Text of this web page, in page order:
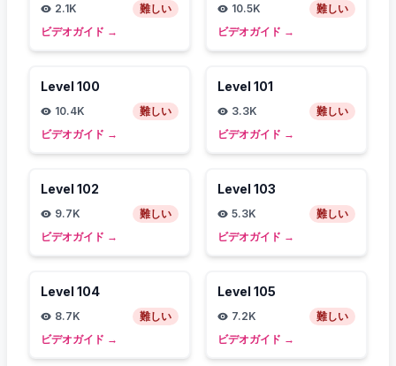
2.1K
難しい
ビデオガイド →
10.5K
難しい
ビデオガイド →
Level 100
10.4K
難しい
ビデオガイド →
Level 101
3.3K
難しい
ビデオガイド →
Level 102
9.7K
難しい
ビデオガイド →
Level 103
5.3K
難しい
ビデオガイド →
Level 104
8.7K
難しい
ビデオガイド →
Level 105
7.2K
難しい
ビデオガイド →